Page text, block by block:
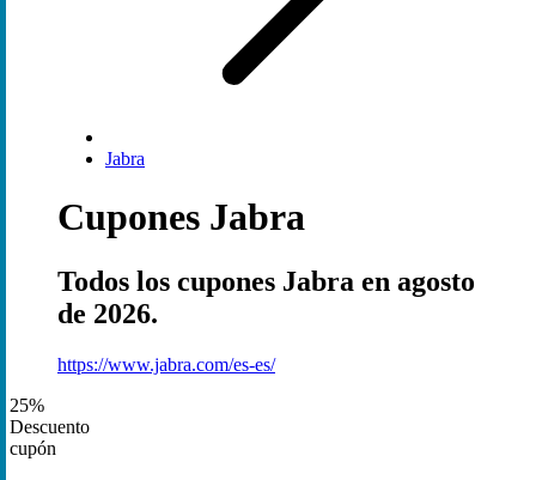
Jabra
Cupones Jabra
Todos los cupones Jabra en agosto
de 2026.
https://www.jabra.com/es-es/
25%
Descuento
cupón